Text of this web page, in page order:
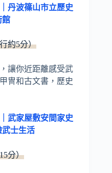
丹波篠山市立歷史
館
約5分）
讓你近距離感受武
冑和古文書，歷史
武家屋敷安間家史
武士生活
分）